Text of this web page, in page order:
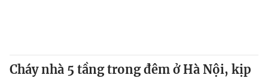
Tổng Biên tập:Vũ Thanh Thủy
Phó Tổng Biên tập:Nguyễn Thị Mỹ Hạnh, Phạm Quốc Thắng,
Cháy nhà 5 tầng trong đêm ở Hà Nội, kịp